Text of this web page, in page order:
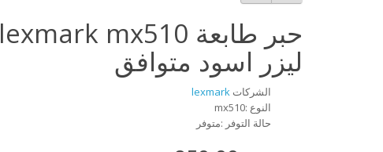
حبر طابعة lexmark mx510
ليزر اسود متوافق
الشركات lexmark
النوع :mx510
حالة التوفر :متوفر